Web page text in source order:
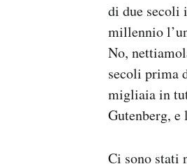
di due secoli
millennio
No,
secoli prima
migliaia in
Gutenberg,
Ci sono stati